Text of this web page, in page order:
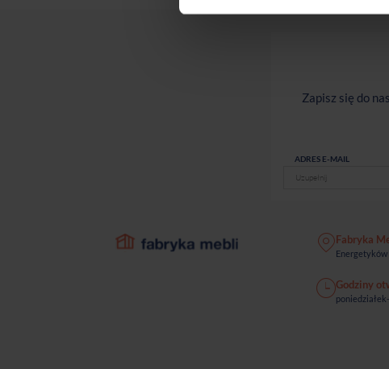
Zapisz się do
ADRES E-MAIL
Fabryka
Energetyków
Godziny